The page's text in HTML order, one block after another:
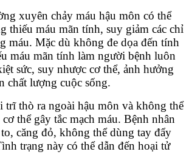
xuyên chảy máu hậu môn có thể
thiếu máu mãn tính, suy giảm các chỉ
máu. Mặc dù không đe dọa đến tính
máu mãn tính làm người bệnh luôn
sức, suy nhược cơ thể, ảnh hưởng
chất lượng cuộc sống.
trĩ thò ra ngoài hậu môn và không thể
thể gây tắc mạch máu. Bệnh nhân
căng đỏ, không thể dùng tay đẩy
trạng này có thể dẫn đến hoại tử